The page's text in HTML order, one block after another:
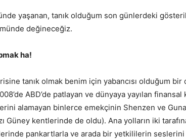
yaşanan, tanık olduğum son günlerdeki
değineceğiz.
ha!
tanık olmak benim için yabancısı olduğum bir
ABD’de patlayan ve dünyaya yayılan finansal
alamayan binlerce emekçinin Shenzen ve
Güney kentlerinde de oldu). Ana yolların iki
pankartlarla ve arada bir yetkililerin seslerini